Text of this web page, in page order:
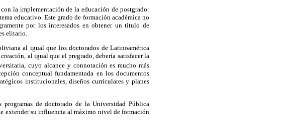
la implementación de la educación de postgrado:
educativo. Este grado de formación académica no
por los interesados en obtener un título de
elitario.
al igual que los doctorados de Latinoamérica
al igual que el pregrado, debería satisfacer la
cuyo alcance y connotación es mucho más
conceptual fundamentada en los documentos
institucionales, diseños curriculares y planes
de doctorado de la Universidad Pública
extender su influencia al máximo nivel de formación